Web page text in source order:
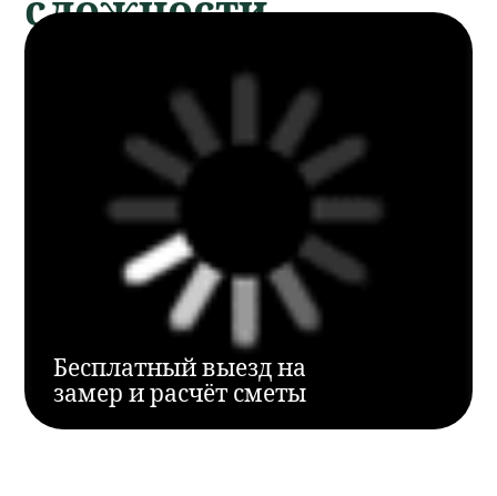
Заявка и
Выезд инженера и
расчёт сметы
позвоните — обсудим задачу и
подскажем оптимальное
Специалист бесплатно
приедет на участок, проведёт
замер и рассчитает стоимость
работ.